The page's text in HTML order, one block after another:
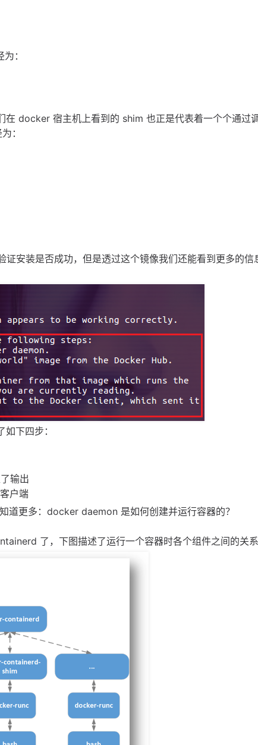
：
docker 宿主机上看到的 shim 也正是代表着一个个通过
：
安装是否成功，但是透过这个镜像我们还能看到更多的信
下四步：
输出
户端
道更多：docker daemon 是如何创建并运行容器的？
了，下图描述了运行一个容器时各个组件之间的关